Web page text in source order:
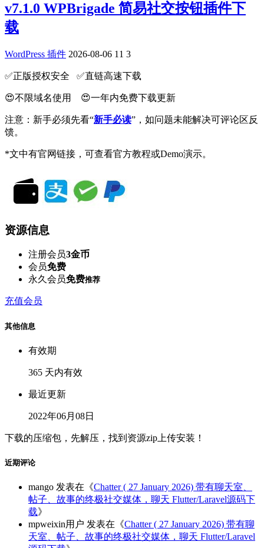
v7.1.0 WPBrigade 简易社交按钮插件下
载
WordPress 插件 2026-08-06 11 3
✅️正版授权安全 ✅️直链高速下载
😍不限域名使用 😍一年内免费下载更新
注意：新手必须先看“新手必读”，如问题未能解决可评论区反
馈。
*文中有官网链接，可查看官方教程或Demo演示。
资源信息
注册会员3金币
会员免费
永久会员免费推荐
充值会员
其他信息
有效期
365 天内有效
最近更新
2022年06月08日
下载的压缩包，先解压，找到资源zip上传安装！
近期评论
mango 发表在《Chatter ( 27 January 2026) 带有聊天室、
帖子、故事的终极社交媒体，聊天 Flutter/Laravel源码下
载》
mpweixin用户 发表在《Chatter ( 27 January 2026) 带有聊
天室、帖子、故事的终极社交媒体，聊天 Flutter/Laravel